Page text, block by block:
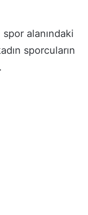
alanındaki
sporcuların